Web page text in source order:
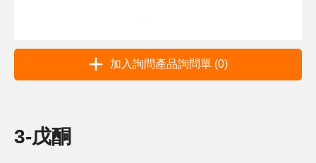
加入詢問產品詢問單 (0)
3-戊酮